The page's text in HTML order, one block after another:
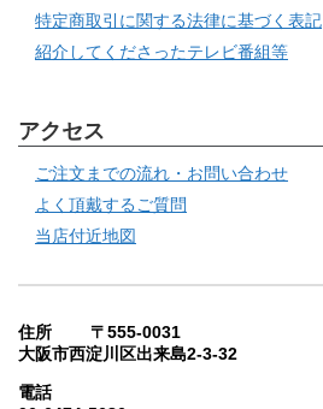
特定商取引に関する法律に基づく表記
紹介してくださったテレビ番組等
アクセス
ご注文までの流れ・お問い合わせ
よく頂戴するご質問
当店付近地図
住所 〒555-0031
大阪市西淀川区出来島2-3-32
電話